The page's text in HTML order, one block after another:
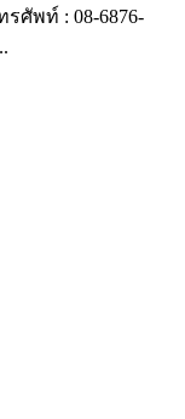
ศัพท์ : 08-6876-